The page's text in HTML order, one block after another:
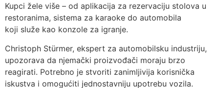
Kupci žele više – od aplikacija za rezervaciju stolova u
restoranima, sistema za karaoke do automobila
koji služe kao konzole za igranje.
Christoph Stürmer, ekspert za automobilsku industriju,
upozorava da njemački proizvođači moraju brzo
reagirati. Potrebno je stvoriti zanimljivija korisnička
iskustva i omogućiti jednostavniju upotrebu vozila.